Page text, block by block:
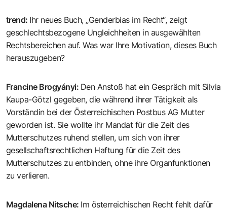
trend: Ihr neues Buch, „Genderbias im Recht“, zeigt
geschlechtsbezogene Ungleichheiten in ausgewählten
Rechtsbereichen auf. Was war Ihre Motivation, dieses Buch
herauszugeben?
Francine Brogyányi: Den Anstoß hat ein Gespräch mit Silvia
Kaupa-Götzl gegeben, die während ihrer Tätigkeit als
Vorständin bei der Österreichischen Postbus AG Mutter
geworden ist. Sie wollte ihr Mandat für die Zeit des
Mutterschutzes ruhend stellen, um sich von ihrer
gesellschaftsrechtlichen Haftung für die Zeit des
Mutterschutzes zu entbinden, ohne ihre Organfunktionen
zu verlieren.
Magdalena Nitsche: Im österreichischen Recht fehlt dafür